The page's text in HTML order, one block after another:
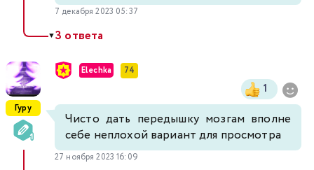
7 декабря 2023 05:37
▼3 ответа
Гуру
Elechka 74
1
Чисто дать передышку мозгам вполне
себе неплохой вариант для просмотра
27 ноября 2023 16:09